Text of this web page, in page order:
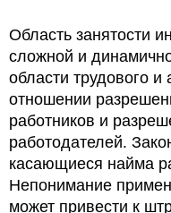
Область занятости
сложной и
области трудового
отношении
работников и
работодателей.
касающиеся найма
Непонимание
может привести к